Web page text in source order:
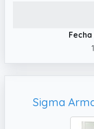
para ayudarte a
metálico de
✔️ PIES
utilizar la unidad
Sigma